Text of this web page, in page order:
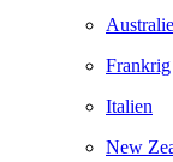
Frankrig
Italien
New